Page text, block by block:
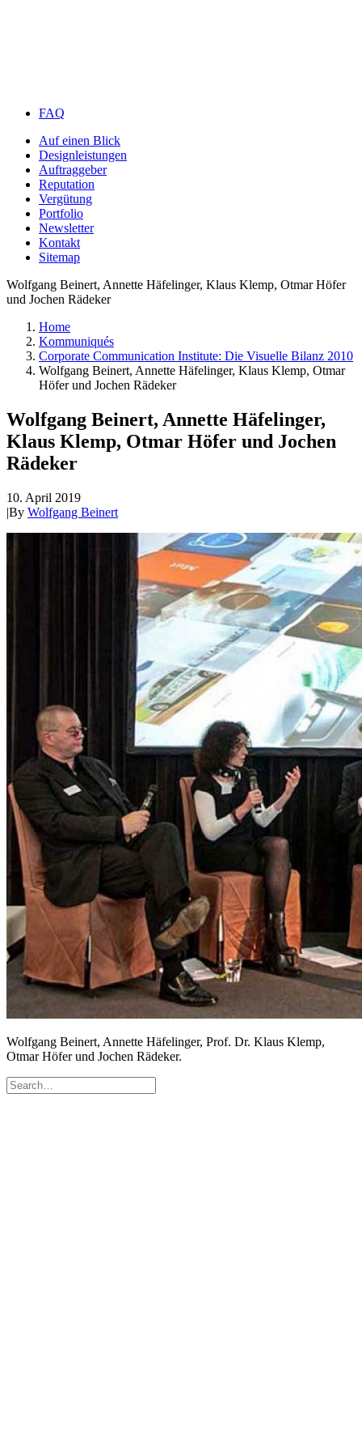
FAQ
Auf einen Blick
Designleistungen
Auftraggeber
Reputation
Vergütung
Portfolio
Newsletter
Kontakt
Sitemap
Wolfgang Beinert, Annette Häfelinger, Klaus Klemp, Otmar Höfer
und Jochen Rädeker
Home
Kommuniqués
Corporate Communication Institute: Die Visuelle Bilanz 2010
Wolfgang Beinert, Annette Häfelinger, Klaus Klemp, Otmar
Höfer und Jochen Rädeker
Wolfgang Beinert, Annette Häfelinger,
Klaus Klemp, Otmar Höfer und Jochen
Rädeker
10. April 2019
|By Wolfgang Beinert
Wolfgang Beinert, Annette Häfelinger, Prof. Dr. Klaus Klemp,
Otmar Höfer und Jochen Rädeker.